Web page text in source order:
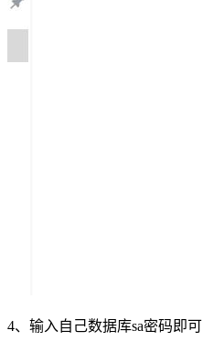
4、输入自己数据库sa密码即可